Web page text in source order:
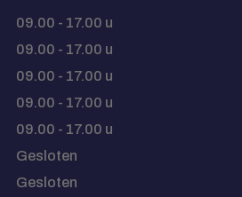
09.00 - 17.00 u
09.00 - 17.00 u
09.00 - 17.00 u
09.00 - 17.00 u
09.00 - 17.00 u
Gesloten
Gesloten